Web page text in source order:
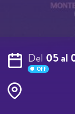
Del 05 al
OFF